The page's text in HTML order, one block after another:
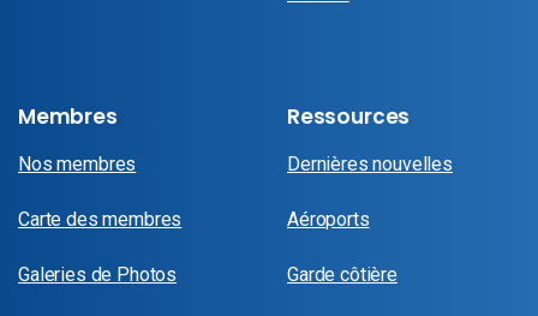
Membres
Nos membres
Carte des membres
Galeries de Photos
Ressources
Dernières nouvelles
Aéroports
Garde côtière